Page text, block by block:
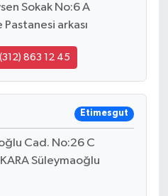
Sokak No:6 A
arkası
863 12 45
Etimesgut
Cad. No:26 C
Süleymaoğlu